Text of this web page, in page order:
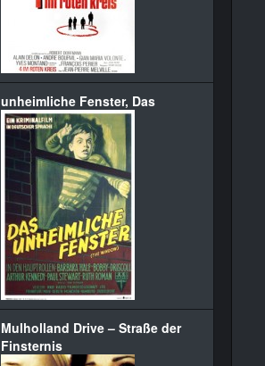
unheimliche Fenster, Das
Mulholland Drive – Straße der
Finsternis